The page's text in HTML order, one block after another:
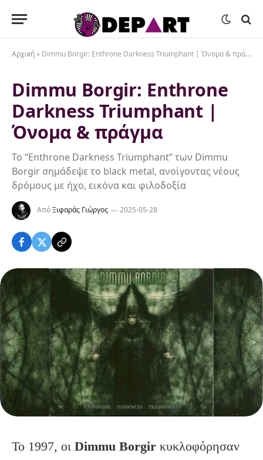
Αρχική » Dimmu Borgir: Enthrone Darkness Triumphant | Όνομα & πράγμα
Dimmu Borgir: Enthrone
Darkness Triumphant |
Όνομα & πράγμα
Το “Enthrone Darkness Triumphant” των Dimmu
Borgir σημάδεψε το black metal, ανοίγοντας νέους
δρόμους με ήχο, εικόνα και φιλοδοξία
ΑπόΞιφαράς Γιώργος 2025-05-28
Το 1997, οι Dimmu Borgir κυκλοφόρησαν